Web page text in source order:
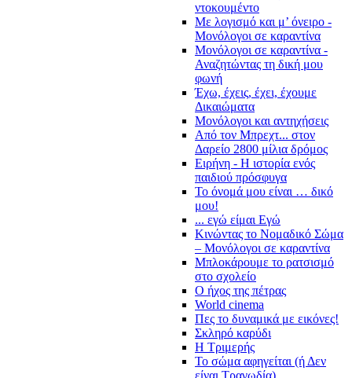
ντοκουμέντο
Με λογισμό και μ’ όνειρο -
Μονόλογοι σε καραντίνα
Μονόλογοι σε καραντίνα -
Αναζητώντας τη δική μου
φωνή
Έχω, έχεις, έχει, έχουμε
Δικαιώματα
Μονόλογοι και αντηχήσεις
Από τον Μπρεχτ... στον
Δαρείο 2800 μίλια δρόμος
Ειρήνη - Η ιστορία ενός
παιδιού πρόσφυγα
Το όνομά μου είναι … δικό
μου!
... εγώ είμαι Εγώ
Κινώντας το Νομαδικό Σώμα
– Μονόλογοι σε καραντίνα
Μπλοκάρουμε το ρατσισμό
στο σχολείο
Ο ήχος της πέτρας
World cinema
Πες το δυναμικά με εικόνες!
Σκληρό καρύδι
Η Τριμερής
Το σώμα αφηγείται (ή Δεν
είναι Τραγωδία)